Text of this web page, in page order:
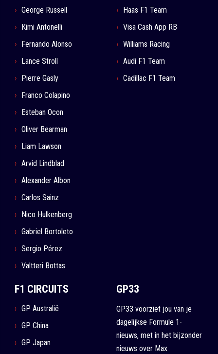
George Russell
Kimi Antonelli
Fernando Alonso
Lance Stroll
Pierre Gasly
Franco Colapino
Esteban Ocon
Oliver Bearman
Liam Lawson
Arvid Lindblad
Alexander Albon
Carlos Sainz
Nico Hulkenberg
Gabriel Bortoleto
Sergio Pérez
Valtteri Bottas
Haas F1 Team
Visa Cash App RB
Williams Racing
Audi F1 Team
Cadillac F1 Team
F1 CIRCUITS
GP Australië
GP China
GP Japan
GP33
GP33 voorziet jou van je
dagelijkse Formule 1-
nieuws, met in het bijzonder
nieuws over Max